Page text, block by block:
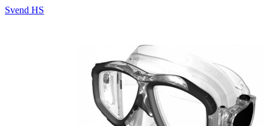
Svend HS